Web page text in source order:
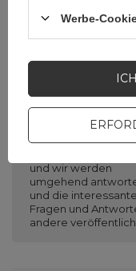
Brauchen
Fragen?
und wir werden
umgehend
und die
Fragen und
andere
Werbe-